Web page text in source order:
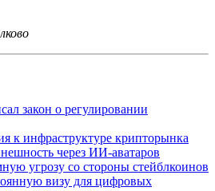
закон о регулировании
к инфраструктуре крипторынка
через ИИ-аватаров
угрозу со стороны стейблкоинов
визу для цифровых